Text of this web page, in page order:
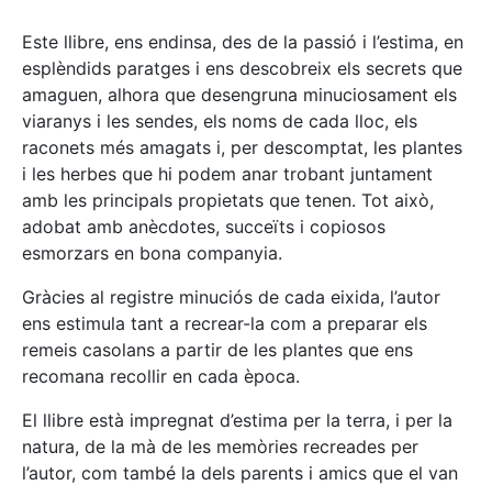
Este llibre, ens endinsa, des de la passió i l’estima, en
esplèndids paratges i ens descobreix els secrets que
amaguen, alhora que desengruna minuciosament els
viaranys i les sendes, els noms de cada lloc, els
raconets més amagats i, per descomptat, les plantes
i les herbes que hi podem anar trobant juntament
amb les principals propietats que tenen. Tot això,
adobat amb anècdotes, succeïts i copiosos
esmorzars en bona companyia.
Gràcies al registre minuciós de cada eixida, l’autor
ens estimula tant a recrear-la com a preparar els
remeis casolans a partir de les plantes que ens
recomana recollir en cada època.
El llibre està impregnat d’estima per la terra, i per la
natura, de la mà de les memòries recreades per
l’autor, com també la dels parents i amics que el van